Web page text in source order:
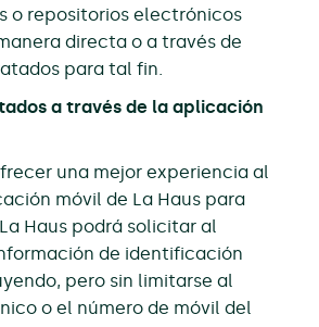
o repositorios electrónicos
directa o a través de
para tal fin.
a través de la aplicación
una mejor experiencia al
móvil de La Haus para
Haus podrá solicitar al
de identificación
pero sin limitarse al
o el número de móvil del